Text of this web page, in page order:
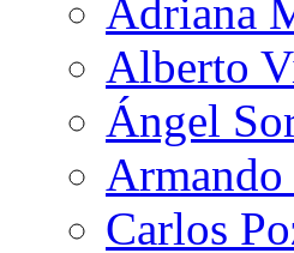
Adriana
Alberto
Ángel
Carlos